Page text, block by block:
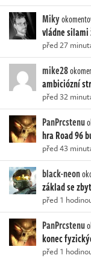
Miky
vládne
před 27
mike28
ambiciózní
před 32
PanPrcstenu
hra Road 96
před 43
black-neon
základ se
před 1
PanPrcstenu
konec
před 1